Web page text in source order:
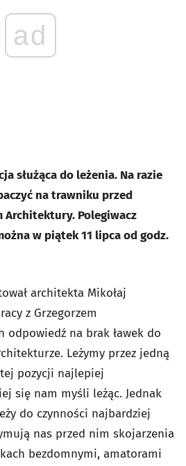
ad
służąca do leżenia. Na razie
na trawniku przed
Architektury. Polegiwacz
w piątek 11 lipca od godz.
architekta Mikołaj
z Grzegorzem
odpowiedź na brak ławek do
Leżymy przez jedną
pozycji najlepiej
się nam myśli leżąc. Jednak
do czynności najbardziej
nas przed nim skojarzenia
bezdomnymi, amatorami